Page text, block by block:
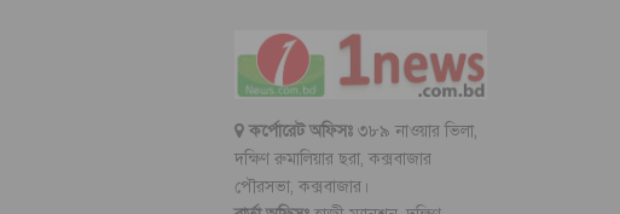
কর্পোরেট অফিসঃ ৩৮৯ নাওয়ার ভিলা,
দক্ষিণ রুমালিয়ার ছরা, কক্সবাজার
পৌরসভা, কক্সবাজার।